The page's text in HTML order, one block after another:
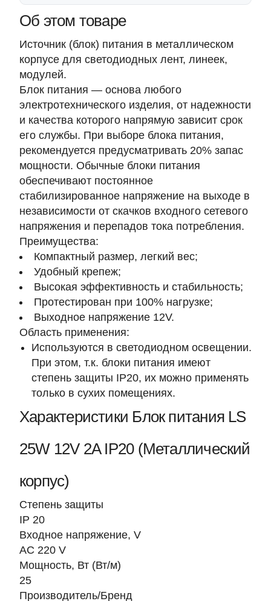
Об этом товаре
Источник (блок) питания в металлическом
корпусе для светодиодных лент, линеек,
модулей.
Блок питания — основа любого
электротехнического изделия, от надежности
и качества которого напрямую зависит срок
его службы. При выборе блока питания,
рекомендуется предусматривать 20% запас
мощности. Обычные блоки питания
обеспечивают постоянное
стабилизированное напряжение на выходе в
независимости от скачков входного сетевого
напряжения и перепадов тока потребления.
Преимущества:
Компактный размер, легкий вес;
Удобный крепеж;
Высокая эффективность и стабильность;
Протестирован при 100% нагрузке;
Выходное напряжение 12V.
Область применения:
Используются в светодиодном освещении.
При этом, т.к. блоки питания имеют
степень защиты IP20, их можно применять
только в сухих помещениях.
Характеристики Блок питания LS
25W 12V 2A IP20 (Металлический
корпус)
Степень защиты
IP 20
Входное напряжение, V
AC 220 V
Мощность, Вт (Вт/м)
25
Производитель/Бренд